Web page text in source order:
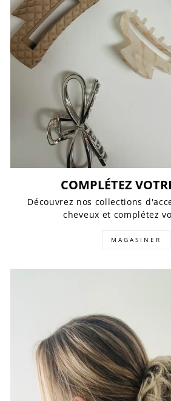
COMPLÉTEZ
Découvrez nos collections
cheveux et complétez
MAGASINER